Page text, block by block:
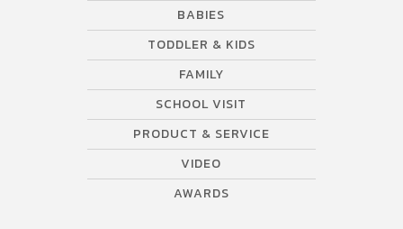
BABIES
TODDLER & KIDS
FAMILY
SCHOOL VISIT
PRODUCT & SERVICE
VIDEO
AWARDS